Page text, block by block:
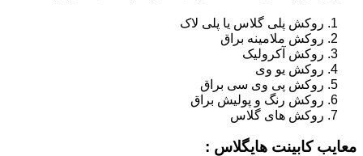
روکش پلی گلاس یا پلی لاک
روکش ملامینه براق
روکش آکرولیک
روکش یو وی
روکش پی وی سی براق
روکش رنگ و پولیش براق
روکش های گلاس
معایب کابینت هایگلاس :